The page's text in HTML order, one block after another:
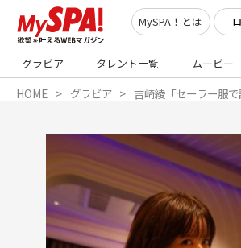
MySPA！とは
グラビア タレント一覧 ムービー
HOME グラビア 吉崎綾「セーラー服で